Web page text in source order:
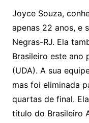
Joyce Souza,
apenas 22 anos, e
Negras-RJ. Ela
Brasileiro este ano
(UDA). A sua
mas foi eliminada
quartas de final.
título do Brasileiro